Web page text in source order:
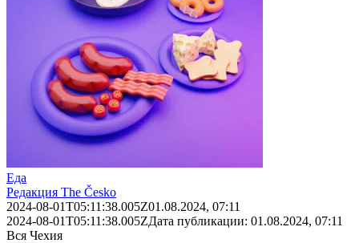
Еда
Редакция The Česko
2024-08-01T05:11:38.005Z01.08.2024, 07:11
2024-08-01T05:11:38.005ZДата публикации: 01.08.2024, 07:11
Вся Чехия